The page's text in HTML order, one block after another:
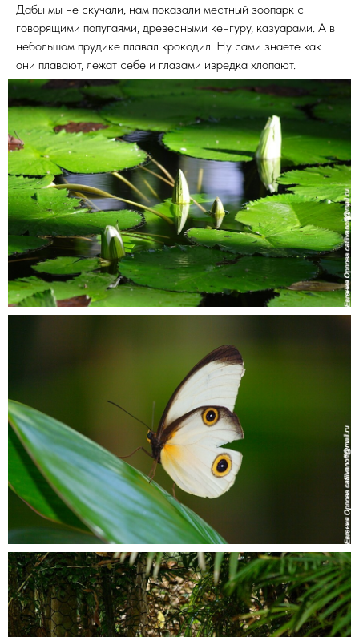
Дабы мы не скучали, нам показали местный зоопарк с
говорящими попугаями, древесными кенгуру, казуарами. А в
небольшом прудике плавал крокодил. Ну сами знаете как
они плавают, лежат себе и глазами изредка хлопают.